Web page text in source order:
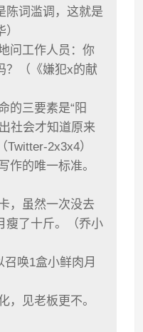
陈词滥调，这就是
问工作人员：你
？（《嫌犯x的献
的三要素是“阳
社会才知道原来
Twitter-2x3x4）
的唯一标准。
，虽然一次没去
瘦了十斤。（乔小
唤1盒小鲜肉月
见老板更不。